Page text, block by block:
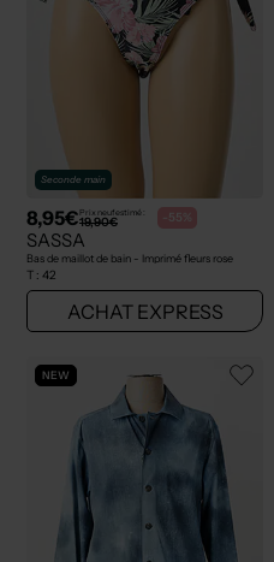
Seconde main
8,95€Prix neuf estimé :
19,90€ -55%
SASSA
Bas de maillot de bain - Imprimé fleurs rose
T : 42
ACHAT EXPRESS
NEW